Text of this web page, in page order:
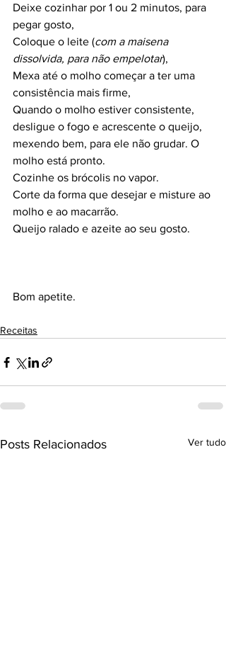
Deixe cozinhar por 1 ou 2 minutos, para
pegar gosto,
Coloque o leite (com a maisena
dissolvida, para não empelotar),
Mexa até o molho começar a ter uma
consistência mais firme,
Quando o molho estiver consistente,
desligue o fogo e acrescente o queijo,
mexendo bem, para ele não grudar. O
molho está pronto.
Cozinhe os brócolis no vapor.
Corte da forma que desejar e misture ao
molho e ao macarrão.
Queijo ralado e azeite ao seu gosto.
Bom apetite.
Receitas
Posts Relacionados Ver tudo